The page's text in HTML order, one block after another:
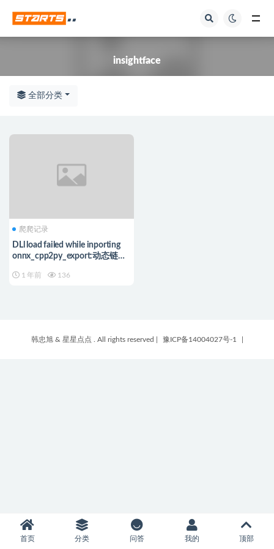
insightface
全部分类
爬爬记录
DLl load failed while inporting
onnx_cpp2py_export:动态链接
1 年前 136
韩忠旭 & 星星点点 . All rights reserved 豫ICP备14004027号-1
首页 分类 问答 我的 顶部